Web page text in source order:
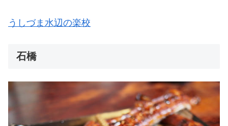
うしづま水辺の楽校
石橋